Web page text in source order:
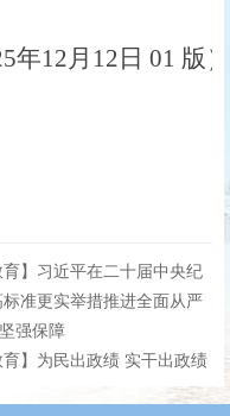
12月12日 01 版）
】习近平在二十届中央纪
准更实举措推进全面从严
强保障
】为民出政绩 实干出政绩